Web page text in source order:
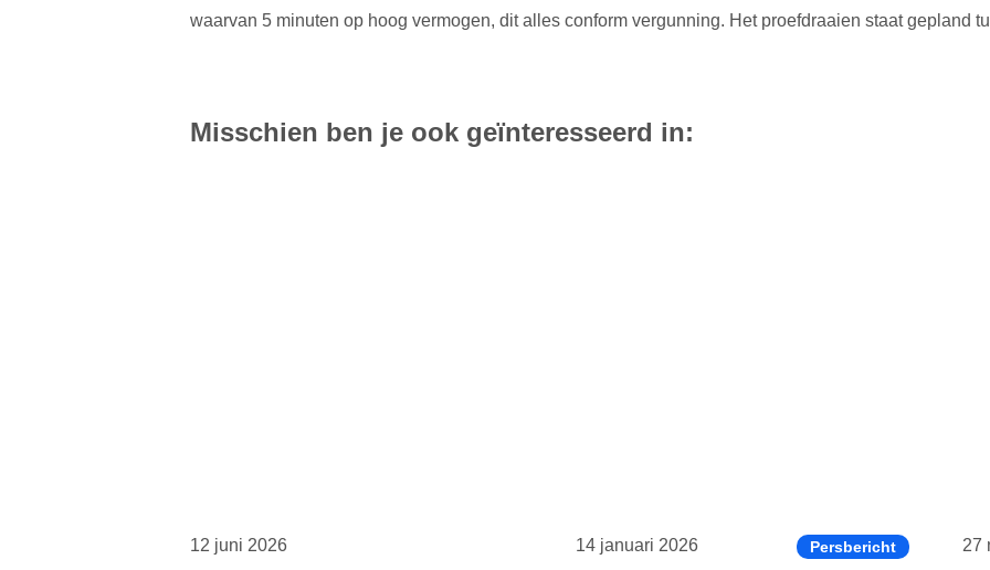
waarvan 5 minuten op hoog vermogen, dit alles conform vergunning. Het proefdraaien staat gepland
Misschien ben je ook geïnteresseerd in:
12 juni 2026 14 januari 2026 Persbericht 27